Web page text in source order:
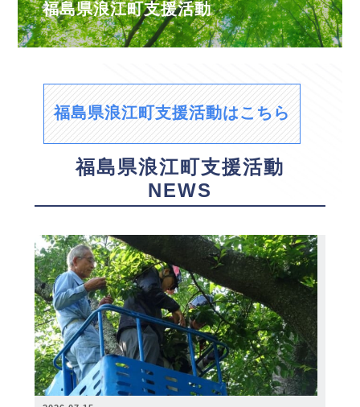
福島県浪江町支援活動
福島県浪江町支援活動はこちら
福島県浪江町支援活動
NEWS